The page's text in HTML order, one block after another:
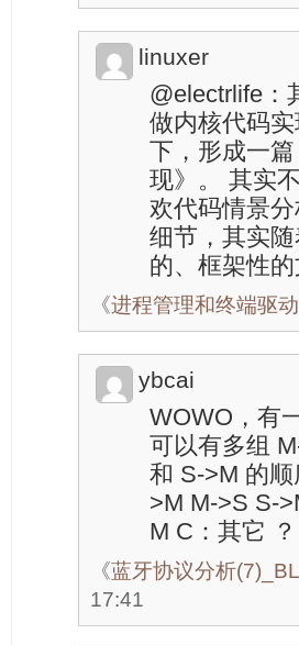
linuxer
@electrlife：
做内核代码
下，形成一
现》。 其实
欢代码情景
细节，其实
的、框架性
《进程管理和终端驱
ybcai
WOWO，有
可以有多组
和 S->M 的
>M M->S S-
M C：其它 ？
《蓝牙协议分析
17:41